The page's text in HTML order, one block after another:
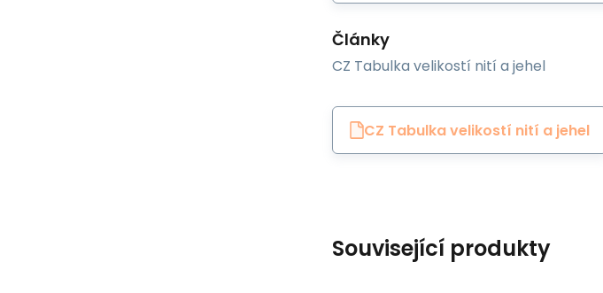
Články
CZ Tabulka velikostí nití a jehel
CZ Tabulka velikostí nití a jehel
Související produkty